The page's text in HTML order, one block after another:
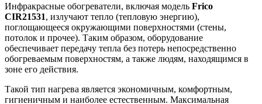
Инфракрасные обогреватели, включая модель Frico
CIR21531, излучают тепло (тепловую энергию),
поглощающееся окружающими поверхностями (стены,
потолок и прочее). Таким образом, оборудование
обеспечивает передачу тепла без потерь непосредственно
обогреваемым поверхностям, а также людям, находящимся в
зоне его действия.
Такой тип нагрева является экономичным, комфортным,
гигиеничным и наиболее естественным. Максимальная